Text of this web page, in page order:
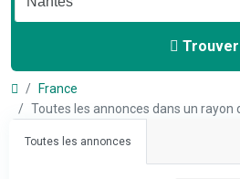
Trouver
France
Toutes les annonces dans un rayon
Toutes les annonces